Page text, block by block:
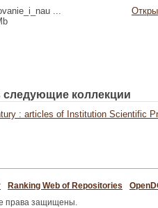
...
коллекции
: articles of Institution Scientific
Ranking Web of Repositories
права защищены.